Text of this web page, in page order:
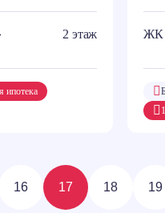
2 этаж
ипотека
ЖК
16 17 18 19